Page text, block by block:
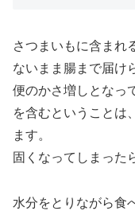
さつまいもに含まれ
ないまま腸まで届け
便のかさ増しとなっ
を含むということは
ます。
固くなってしまった
水分をとりながら食